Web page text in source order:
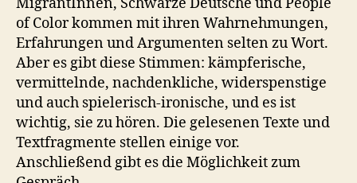
MigrantInnen, Schwarze Deutsche und People
of Color kommen mit ihren Wahrnehmungen,
Erfahrungen und Argumenten selten zu Wort.
Aber es gibt diese Stimmen: kämpferische,
vermittelnde, nachdenkliche, widerspenstige
und auch spielerisch-ironische, und es ist
wichtig, sie zu hören. Die gelesenen Texte und
Textfragmente stellen einige vor.
Anschließend gibt es die Möglichkeit zum